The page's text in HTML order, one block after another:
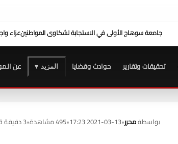
د. طهللتيسير علي المواطنين ...وزير العدل يفتتح محكمة بورفؤاد الجزئية
تحقيقات وتقارير حوادث وقضايا المزيد ▾ عن
بواسطةمحرر•
2021-03-13 17:23
•495 مشاهدة •3 دقيقة قراءة